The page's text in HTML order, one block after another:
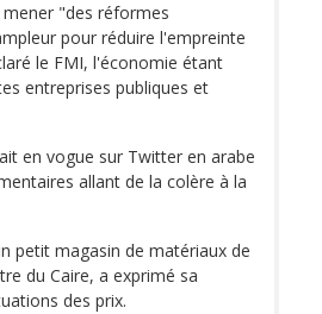
"des réformes
pour réduire l'empreinte
le FMI, l'économie étant
entreprises publiques et
en vogue sur Twitter en arabe
allant de la colère à la
petit magasin de matériaux de
du Caire, a exprimé sa
des prix.